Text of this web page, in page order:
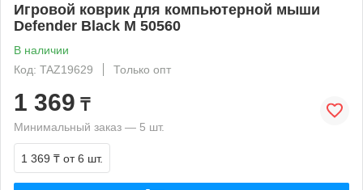
Игровой коврик для компьютерной мыши
Defender Black M 50560
В наличии
Код: TAZ19629
Только опт
1 369 ₸
Минимальный заказ — 5 шт.
1 369 ₸ от 6 шт.